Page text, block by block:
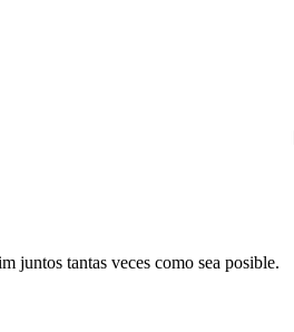
juntos tantas veces como sea posible.